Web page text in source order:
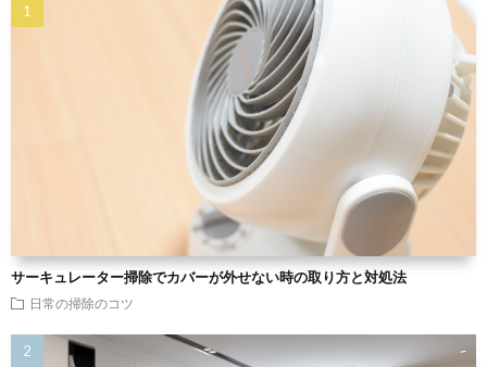
サーキュレーター掃除でカバーが外せない時の取り方と対処法
日常の掃除のコツ